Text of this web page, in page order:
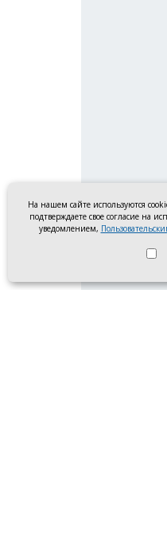
На нашем сайте используются
подтверждаете свое согласие на
уведомлением,